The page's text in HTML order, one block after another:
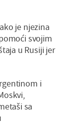
je njezina
svojim
u Rusiji jer
i
sa